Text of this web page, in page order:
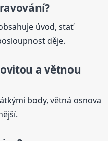
úvod, stať
děje.
a větnou
body, větná osnova